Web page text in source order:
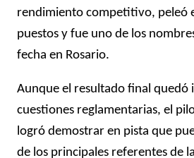
rendimiento competitivo, peleó
puestos y fue uno de los
fecha en Rosario.
Aunque el resultado final quedó
cuestiones reglamentarias, el
logró demostrar en pista que
de los principales referentes de